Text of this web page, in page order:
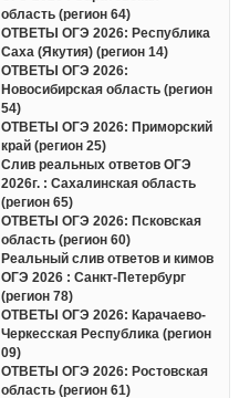
область (регион 64)
ОТВЕТЫ ОГЭ 2026: Республика
Саха (Якутия) (регион 14)
ОТВЕТЫ ОГЭ 2026:
Новосибирская область (регион
54)
ОТВЕТЫ ОГЭ 2026: Приморский
край (регион 25)
Слив реальных ответов ОГЭ
2026г. : Сахалинская область
(регион 65)
ОТВЕТЫ ОГЭ 2026: Псковская
область (регион 60)
Реальный слив ответов и кимов
ОГЭ 2026 : Санкт-Петербург
(регион 78)
ОТВЕТЫ ОГЭ 2026: Карачаево-
Черкесская Республика (регион
09)
ОТВЕТЫ ОГЭ 2026: Ростовская
область (регион 61)